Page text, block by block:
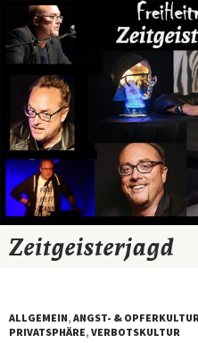
Zeitgeisterjagd
Suchen
Zum
ALLGEMEIN, ANGST- &
PRIVATSPHÄRE, VERBOTSKULTUR